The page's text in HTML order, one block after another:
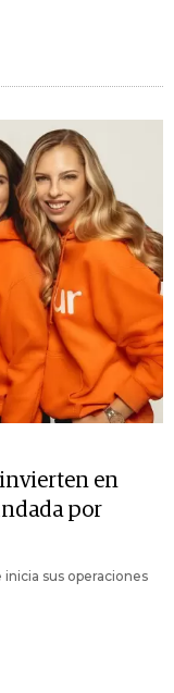
en
por
sus operaciones